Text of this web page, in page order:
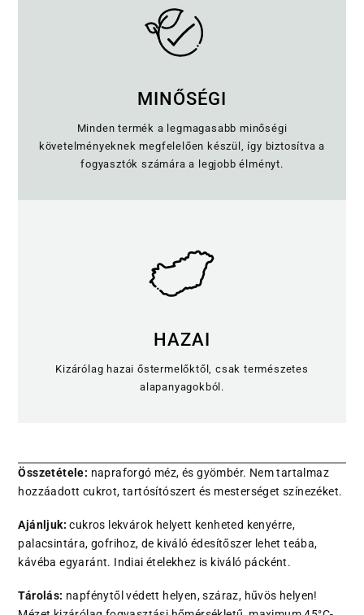
MINŐSÉGI
Minden termék a legmagasabb minőségi
követelményeknek megfelelően készül, így biztosítva a
fogyasztók számára a legjobb élményt.
HAZAI
Kizárólag hazai őstermelőktől, csak természetes
alapanyagokból.
Összetétele: napraforgó méz, és gyömbér. Nem tartalmaz
hozzáadott cukrot, tartósítószert és mesterséget színezéket.
Ajánljuk: cukros lekvárok helyett kenheted kenyérre,
palacsintára, gofrihoz, de kiváló édesítőszer lehet teába,
kávéba egyaránt. Indiai ételekhez is kiváló pácként.
Tárolás: napfénytől védett helyen, száraz, hűvös helyen!